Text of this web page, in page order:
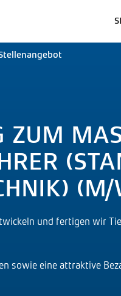
ZUM
(M/
und fertigen wir
sowie eine attraktive